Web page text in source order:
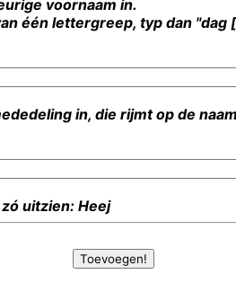
voornaam in.
één lettergreep, typ dan "dag
in, die rijmt op de
uitzien: Heej